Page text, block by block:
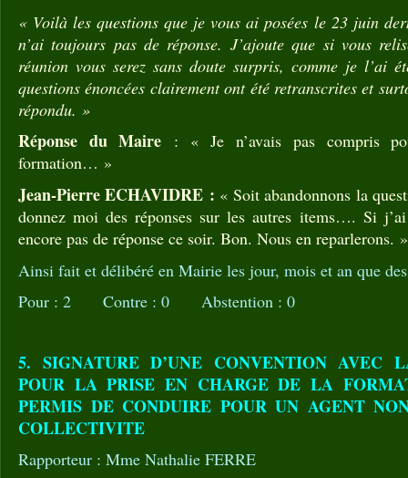
« Voilà les questions que je vous ai posées le 23 juin
n’ai toujours pas de réponse. J’ajoute que si vous
réunion vous serez sans doute surpris, comme je l’ai
questions énoncées clairement ont été retranscrites et
répondu. »
Réponse du Maire : « Je n’avais pas compris
formation… »
Jean-Pierre ECHAVIDRE : « Soit abandonnons la
donnez moi des réponses sur les autres items…. Si
encore pas de réponse ce soir. Bon. Nous en reparlerons. »
Ainsi fait et délibéré en Mairie les jour, mois et an que
Pour : 2 Contre : 0 Abstention : 0
5. SIGNATURE D’UNE CONVENTION AVEC
POUR LA PRISE EN CHARGE DE LA
PERMIS DE CONDUIRE POUR UN AGENT
COLLECTIVITE
Rapporteur : Mme Nathalie FERRE